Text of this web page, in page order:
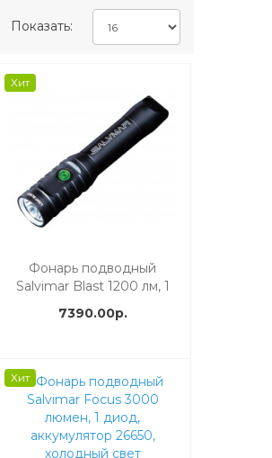
Показать:
Хит
Фонарь подводный
Salvimar Blast 1200 лм, 1
18650, тёплый свет
7390.00р.
Хит